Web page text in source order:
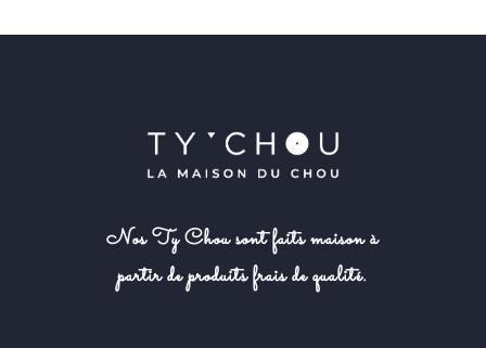
Nos Ty Chou sont faits maison à
partir de produits frais de qualité.